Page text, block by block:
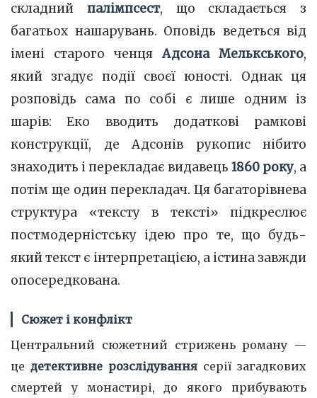
складний палімпсест, що складається з
багатьох нашарувань. Оповідь ведеться від
імені старого ченцяАдсона Мелькського,
який згадує події своєї юності. Однак ця
розповідь сама по собі є лише одним із
шарів: Еко вводить додаткові рамкові
конструкції, де Адсонів рукопис нібито
знаходить і перекладає видавець 1860 року, а
потім ще один перекладач. Ця багаторівнева
структура «тексту в тексті» підкреслює
постмодерністську ідею про те, що будь-
який текст є інтерпретацією, а істина завжди
опосередкована.
Сюжет і конфлікт
Центральний сюжетний стрижень роману —
це детективне розслідування серії загадкових
смертей у монастирі, до якого прибувають